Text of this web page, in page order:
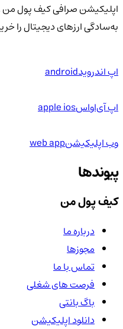
اپلیکیشن صرافی کیف پول من
به‌سادگی ارزهای دیجیتال را
اپ اندرویدandroid
اپ آی‌او‌اسapple ios
وب اپلیکیشنweb app
پیوندها
کیف پول من
درباره ما
مجوزها
تماس با ما
فرصت های شغلی
باگ بانتی
دانلود اپلیکیشن